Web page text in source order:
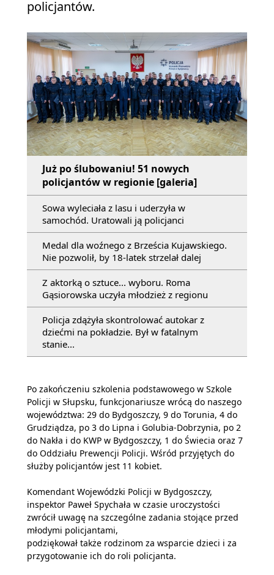
policjantów.
Już po ślubowaniu! 51 nowych
policjantów w regionie [galeria]
Sowa wyleciała z lasu i uderzyła w
samochód. Uratowali ją policjanci
Medal dla woźnego z Brześcia Kujawskiego.
Nie pozwolił, by 18-latek strzelał dalej
Z aktorką o sztuce... wyboru. Roma
Gąsiorowska uczyła młodzież z regionu
Policja zdążyła skontrolować autokar z
dziećmi na pokładzie. Był w fatalnym
stanie...
Po zakończeniu szkolenia podstawowego w Szkole
Policji w Słupsku, funkcjonariusze wrócą do naszego
województwa: 29 do Bydgoszczy, 9 do Torunia, 4 do
Grudziądza, po 3 do Lipna i Golubia-Dobrzynia, po 2
do Nakła i do KWP w Bydgoszczy, 1 do Świecia oraz 7
do Oddziału Prewencji Policji. Wśród przyjętych do
służby policjantów jest 11 kobiet.
Komendant Wojewódzki Policji w Bydgoszczy,
inspektor Paweł Spychała w czasie uroczystości
zwrócił uwagę na szczególne zadania stojące przed
młodymi policjantami,
podziękował także rodzinom za wsparcie dzieci i za
przygotowanie ich do roli policjanta.